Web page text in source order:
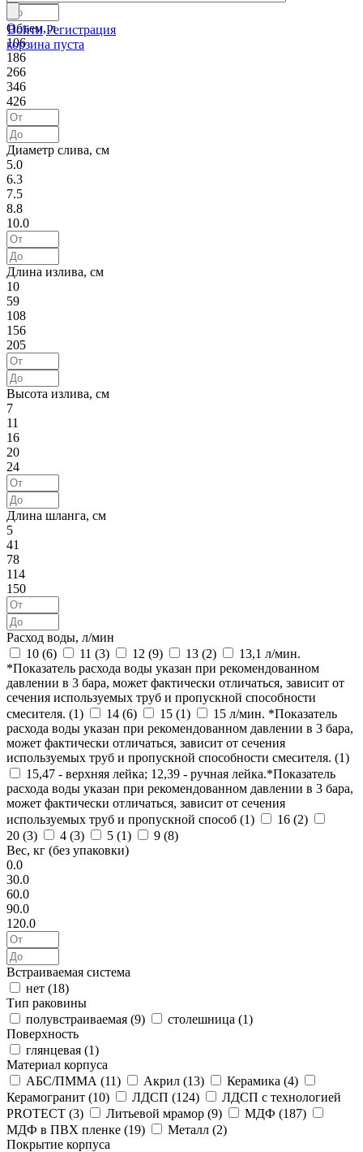
Войти Регистрация
корзина пуста
Объем, л
106
186
266
346
426
Диаметр слива, см
5.0
6.3
7.5
8.8
10.0
Длина излива, см
10
59
108
156
205
Высота излива, см
7
11
16
20
24
Длина шланга, см
5
41
78
114
150
Расход воды, л/мин
10 (6) 11 (3) 12 (9) 13 (2)
13,1 л/мин.
*Показатель расхода воды указан при рекомендованном
давлении в 3 бара, может фактически отличаться, зависит от
сечения используемых труб и пропускной способности
смесителя. (1) 14 (6) 15 (1)
15 л/мин. *Показатель
расхода воды указан при рекомендованном давлении в 3 бара,
может фактически отличаться, зависит от сечения
используемых труб и пропускной способности смесителя. (1)
15,47 - верхняя лейка; 12,39 - ручная лейка.*Показатель
расхода воды указан при рекомендованном давлении в 3 бара,
может фактически отличаться, зависит от сечения
используемых труб и пропускной способ (1) 16 (2)
20 (3) 4 (3) 5 (1) 9 (8)
Вес, кг (без упаковки)
0.0
30.0
60.0
90.0
120.0
Встраиваемая система
нет (18)
Тип раковины
полувстраиваемая (9) столешница (1)
Поверхность
глянцевая (1)
Материал корпуса
АБС/ПММА (11) Акрил (13) Керамика (4)
Керамогранит (10) ЛДСП (124)
ЛДСП с технологией
PROTECT (3) Литьевой мрамор (9) МДФ (187)
МДФ в ПВХ пленке (19) Металл (2)
Покрытие корпуса